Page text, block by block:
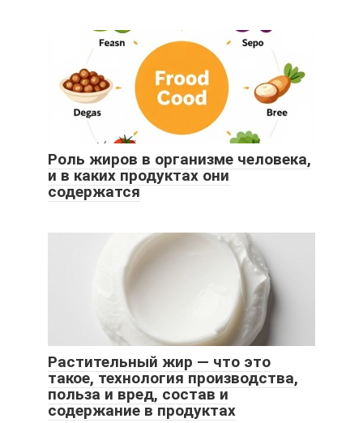
Роль жиров в организме человека,
и в каких продуктах они
содержатся
Растительный жир — что это
такое, технология производства,
польза и вред, состав и
содержание в продуктах